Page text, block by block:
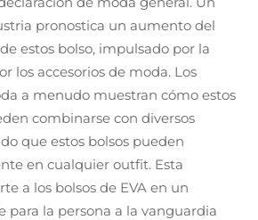
pronostica un aumento del
estos bolso, impulsado por la
los accesorios de moda. Los
a menudo muestran cómo estos
combinarse con diversos
que estos bolsos pueden
en cualquier outfit. Esta
a los bolsos de EVA en un
para la persona a la vanguardia